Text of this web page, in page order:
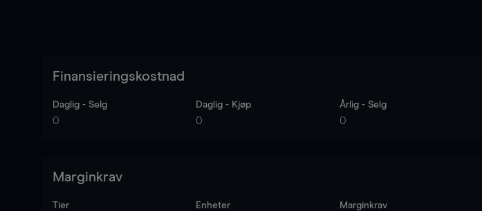
Finansieringskostnad
Daglig - Selg
0
Daglig - Kjøp
0
Årlig - Selg
0
Marginkrav
Tier Enheter Marginkrav